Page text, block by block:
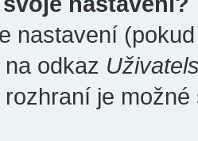
nastavení
odkaz
je